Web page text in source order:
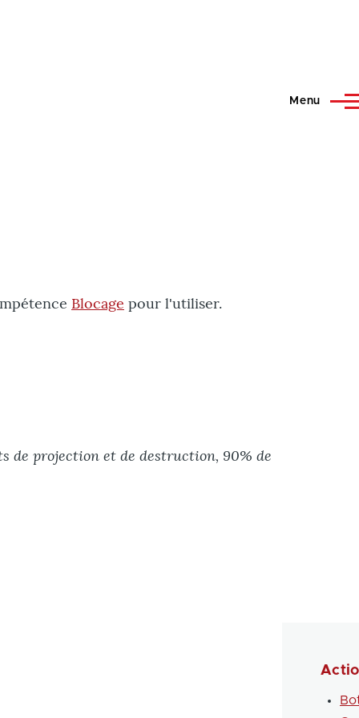
Menu
Blocage pour l'utiliser.
de projection et de destruction, 90% de